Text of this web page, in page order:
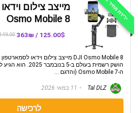
ירידת מחיר 📉
Osmo Mobile 8
125.00$ / 363₪
הושק רשמית בעולם ב-
ה-Osmo Mobile 7 (והדגם ...
Tal DLZ 11 במאי 2026
לרכישה